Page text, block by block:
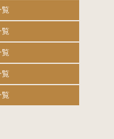
覧
覧
覧
覧
覧